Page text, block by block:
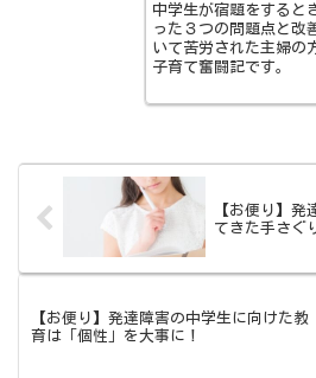
中学生が宿題をすると
った３つの問題点と改
いて苦労された主婦の
子育て奮闘記です。
【お便り】発
てきた手さぐ
【お便り】発達障害の中学生に向けた教
育は「個性」を大事に！